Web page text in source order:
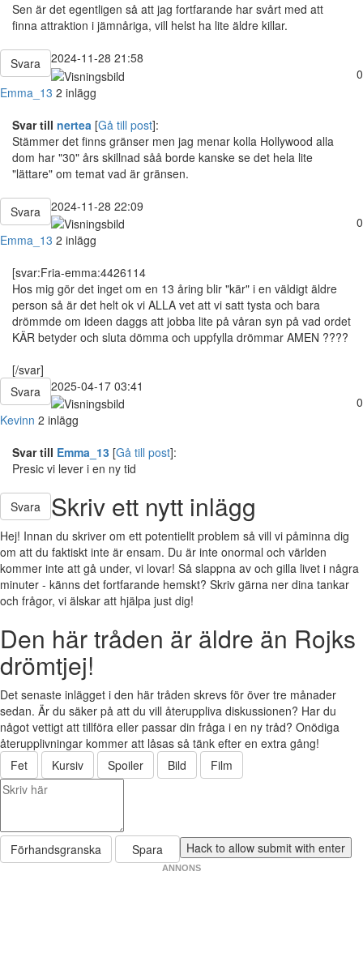
Sen är det egentligen så att jag fortfarande har svårt med att
finna attraktion i jämnåriga, vill helst ha lite äldre killar.
Svara
2024-11-28 21:58
0
Emma_13 2 inlägg
Svar till nertea [Gå till post]:
Stämmer det finns gränser men jag menar kolla Hollywood alla
dom har "30" års skillnad såå borde kanske se det hela lite
"lättare" om temat vad är gränsen.
Svara
2024-11-28 22:09
0
Emma_13 2 inlägg
[svar:Fria-emma:4426114
Hos mig gör det inget om en 13 åring blir "kär" i en väldigt äldre
person så är det helt ok vi ALLA vet att vi satt tysta och bara
drömmde om ideen daggs att jobba lite på våran syn på vad ordet
KÄR betyder och sluta dömma och uppfylla drömmar AMEN ????
[/svar]
Svara
2025-04-17 03:41
0
Kevinn 2 inlägg
Svar till Emma_13 [Gå till post]:
Presic vi lever i en ny tid
Svara Skriv ett nytt inlägg
Hej! Innan du skriver om ett potentiellt problem så vill vi påminna dig
om att du faktiskt inte är ensam. Du är inte onormal och världen
kommer inte att gå under, vi lovar! Så slappna av och gilla livet i några
minuter - känns det fortfarande hemskt? Skriv gärna ner dina tankar
och frågor, vi älskar att hjälpa just dig!
Den här tråden är äldre än Rojks
drömtjej!
Det senaste inlägget i den här tråden skrevs för över tre månader
sedan. Är du säker på att du vill återuppliva diskussionen? Har du
något vettigt att tillföra eller passar din fråga i en ny tråd? Onödiga
återupplivningar kommer att låsas så tänk efter en extra gång!
Fet
Kursiv Spoiler Bild Film
Förhandsgranska Spara
ANNONS